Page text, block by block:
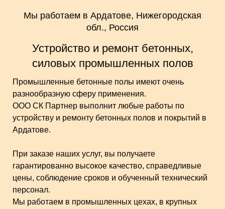
Мы работаем в Ардатове, Нижегородская
обл., Россия
Устройство и ремонт бетонных,
силовых промышленных полов
Промышленные бетонные полы имеют очень
разнообразную сферу применения.
ООО СК Партнер выполнит любые работы по
устройству и ремонту бетонных полов и покрытий в
Ардатове.
При заказе наших услуг, вы получаете
гарантированно высокое качество, справедливые
цены, соблюдение сроков и обученный технический
персонал.
Мы работаем в промышленных цехах, в крупных